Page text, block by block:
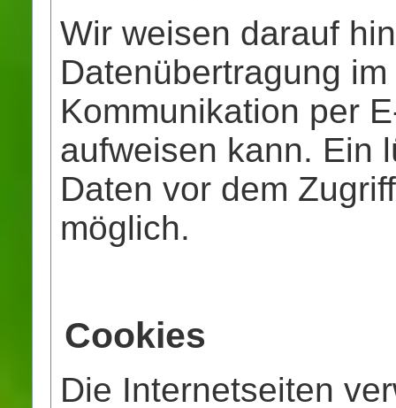
Wir weisen darauf
Datenübertragung
Kommunikation per
aufweisen kann. Ein
Daten vor dem
möglich.
Cookies
Die Internetseiten